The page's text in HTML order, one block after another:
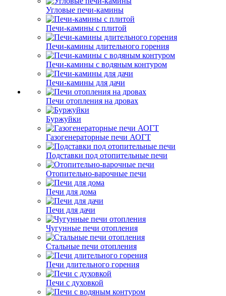
Угловые печи-камины
Печи-камины с плитой
Печи-камины длительного горения
Печи-камины с водяным контуром
Печи-камины для дачи
Печи отопления на дровах
Буржуйки
Газогенераторные печи АОГТ
Подставки под отопительные печи
Отопительно-варочные печи
Печи для дома
Печи для дачи
Чугунные печи отопления
Стальные печи отопления
Печи длительного горения
Печи с духовкой